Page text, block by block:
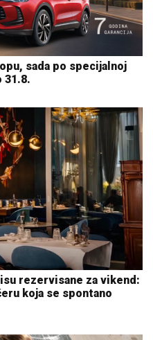
sada po specijalnoj
31.8.
rezervisane za vikend:
koja se spontano